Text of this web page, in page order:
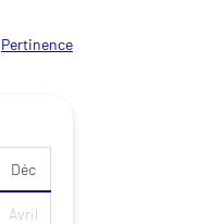
Déc
Avril